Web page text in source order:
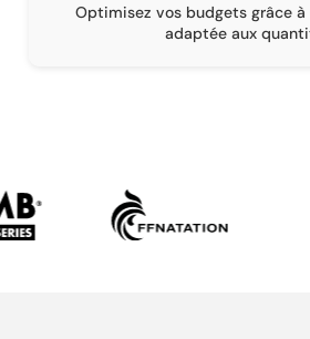
Optimisez vos budgets grâce à
adaptée aux